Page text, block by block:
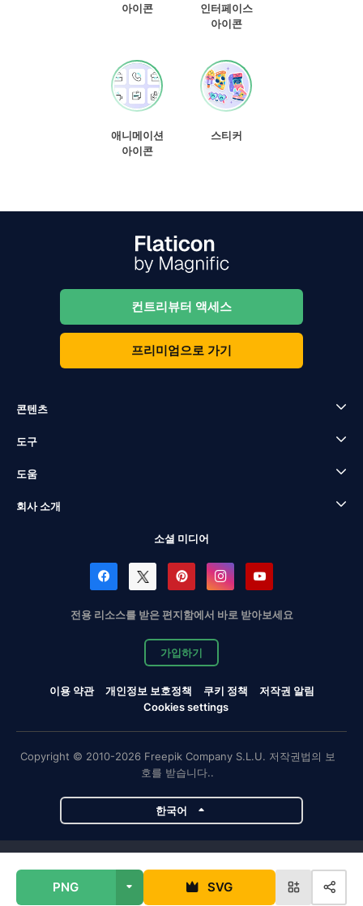
PNG SVG
아이콘
인터페이스
아이콘
애니메이션
아이콘
스티커
컨트리뷰터 액세스
프리미엄으로 가기
콘텐츠
도구
도움
회사 소개
소셜 미디어
전용 리소스를 받은 편지함에서 바로 받아보세요
가입하기
이용 약관 개인정보 보호정책 쿠키 정책
저작권 알림
Cookies settings
Copyright © 2010-2026 Freepik Company S.L.U. 저작권법의 보
호를 받습니다..
한국어